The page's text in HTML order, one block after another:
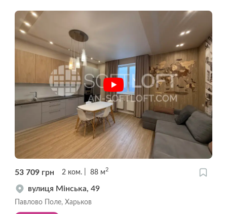
53 709 грн 2 ком. 88 м2
вулиця Мінська, 49
Павлово Поле, Харьков